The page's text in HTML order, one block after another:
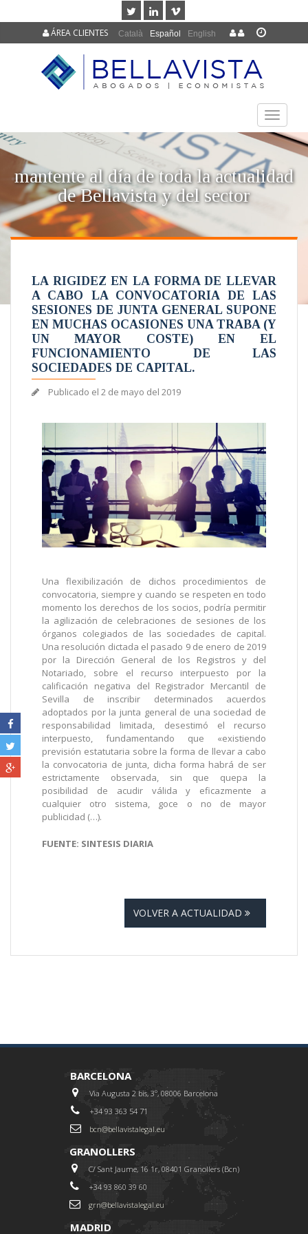
Català Español English
ÁREA CLIENTES
TOGGLE
mantente al día de toda la actualidad
de Bellavista y del sector
LA RIGIDEZ EN LA FORMA DE LLEVAR
A CABO LA CONVOCATORIA DE LAS
SESIONES DE JUNTA GENERAL SUPONE
EN MUCHAS OCASIONES UNA TRABA (Y
UN MAYOR COSTE) EN EL
FUNCIONAMIENTO DE LAS
SOCIEDADES DE CAPITAL.
Publicado el 2 de mayo del 2019
Una flexibilización de dichos procedimientos de
convocatoria, siempre y cuando se respeten en todo
momento los derechos de los socios, podría permitir
la agilización de celebraciones de sesiones de los
órganos colegiados de las sociedades de capital.
Una resolución dictada el pasado 9 de enero de 2019
por la Dirección General de los Registros y del
Notariado, sobre el recurso interpuesto por la
calificación negativa del Registrador Mercantil de
Sevilla de inscribir determinados acuerdos
adoptados por la junta general de una sociedad de
responsabilidad limitada, desestimó el recurso
interpuesto, fundamentando que «existiendo
previsión estatutaria sobre la forma de llevar a cabo
la convocatoria de junta, dicha forma habrá de ser
estrictamente observada, sin que quepa la
posibilidad de acudir válida y eficazmente a
cualquier otro sistema, goce o no de mayor
publicidad (…).
FUENTE: SINTESIS DIARIA
VOLVER A ACTUALIDAD
BARCELONA
Via Augusta 2 bis, 3º, 08006 Barcelona
+34 93 363 54 71
bcn@bellavistalegal.eu
GRANOLLERS
C/ Sant Jaume, 16 1r, 08401 Granollers (Bcn)
+34 93 860 39 60
grn@bellavistalegal.eu
MADRID